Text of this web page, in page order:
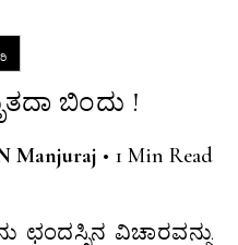
ಬಿಂದು !
Manjuraj • 1 Min Read